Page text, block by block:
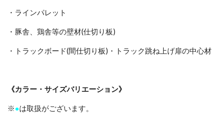
・ラインパレット
・豚舎、鶏舎等の壁材(仕切り板)
・トラックボード(間仕切り板)・トラック跳ね上げ扉の中心材
《カラー・サイズバリエーション》
※●は取扱がございます。